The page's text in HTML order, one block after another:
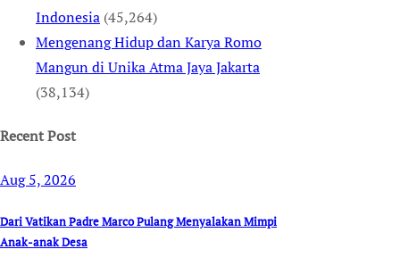
Indonesia (45,264)
Mengenang Hidup dan Karya Romo
Mangun di Unika Atma Jaya Jakarta
(38,134)
Recent Post
Aug 5, 2026
Dari Vatikan Padre Marco Pulang Menyalakan Mimpi
Anak-anak Desa